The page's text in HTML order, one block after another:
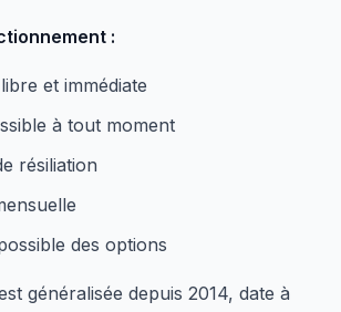
:
et immédiate
à tout moment
résiliation
des options
généralisée depuis 2014, date à